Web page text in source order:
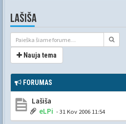
LAŠIŠA
Nauja tema
FORUMAS
Lašiša
eLPi - 31 Kov 2006 11:54